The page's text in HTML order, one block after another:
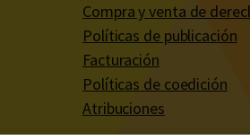
Compra y venta de
Políticas de publicación
Facturación
Políticas de coedición
Atribuciones